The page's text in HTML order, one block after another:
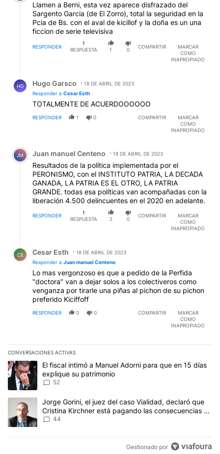
Llamen a Berni, esta vez aparece disfrazado del
Sargento Garcia (de El Zorro), total la seguridad en la
Pcia de Bs. con el aval de kicillof y la doña es un una
ficcion de serie televisiva
RESPONDER
1
RESPUESTA
1 0
COMPARTIR
MARCAR
COMO
INAPROPIADO
HG Hugo Garsco
18 DE ABRIL DE 2023
Responder a Cesar Esth
TOTALMENTE DE ACUERDOOOOOO
RESPONDER 1 0 COMPARTIR
MARCAR
COMO
INAPROPIADO
Comentario de Juan manuel Centeno.
JM Juan manuel Centeno 18 DE ABRIL DE 2023
Resultados de la política implementada por el
PERONISMO, con el INSTITUTO PATRIA, LA DECADA
GANADA, LA PATRIA ES EL OTRO, LA PATRIA
GRANDE. todas esa políticas van acompañadas con la
liberación 4.500 delincuentes en el 2020 en adelante.
RESPONDER
1
RESPUESTA
2 0
COMPARTIR
MARCAR
COMO
INAPROPIADO
CE Cesar Esth
18 DE ABRIL DE 2023
Responder a Juan manuel Centeno
Lo mas vergonzoso es que a pedido de la Perfida
"doctora" van a dejar solos a los colectiveros como
venganza por tirarle una piñas al pichon de su pichon
preferido Kiciffoff
RESPONDER 0 0 COMPARTIR
MARCAR
COMO
INAPROPIADO
CONVERSACIONES ACTIVAS
Este listado muestra los artículos con más comentarios en los
Un artículo de tendencia con el título "El fiscal intimó a Manuel
El fiscal intimó a Manuel Adorni para que en 15 días
explique su patrimonio
52
Un artículo de tendencia con el título "Jorge Gorini, el juez del
Jorge Gorini, el juez del caso Vialidad, declaró que
Cristina Kirchner está pagando las consecuencias de
cometer "un delito comprobado"
44
Gestionado por